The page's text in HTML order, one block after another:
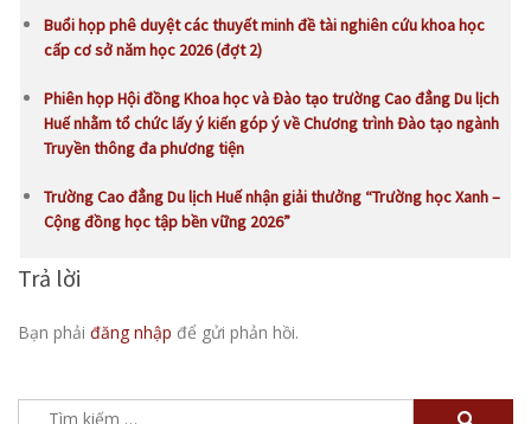
Buổi họp phê duyệt các thuyết minh đề tài nghiên cứu khoa học
cấp cơ sở năm học 2026 (đợt 2)
Phiên họp Hội đồng Khoa học và Đào tạo trường Cao đẳng Du lịch
Huế nhằm tổ chức lấy ý kiến góp ý về Chương trình Đào tạo ngành
Truyền thông đa phương tiện
Trường Cao đẳng Du lịch Huế nhận giải thưởng “Trường học Xanh –
Cộng đồng học tập bền vững 2026”
Trả lời
Bạn phải đăng nhập để gửi phản hồi.